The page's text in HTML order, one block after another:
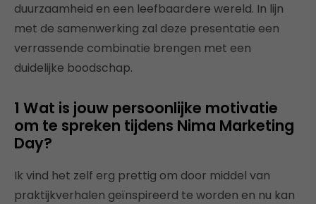
duurzaamheid en een leefbaardere wereld. In lijn
met de samenwerking zal deze presentatie een
verrassende combinatie brengen met een
duidelijke boodschap.
1 Wat is jouw persoonlijke motivatie
om te spreken tijdens Nima Marketing
Day?
Ik vind het zelf erg prettig om door middel van
praktijkverhalen geïnspireerd te worden en nu kan